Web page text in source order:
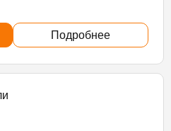
Подробнее